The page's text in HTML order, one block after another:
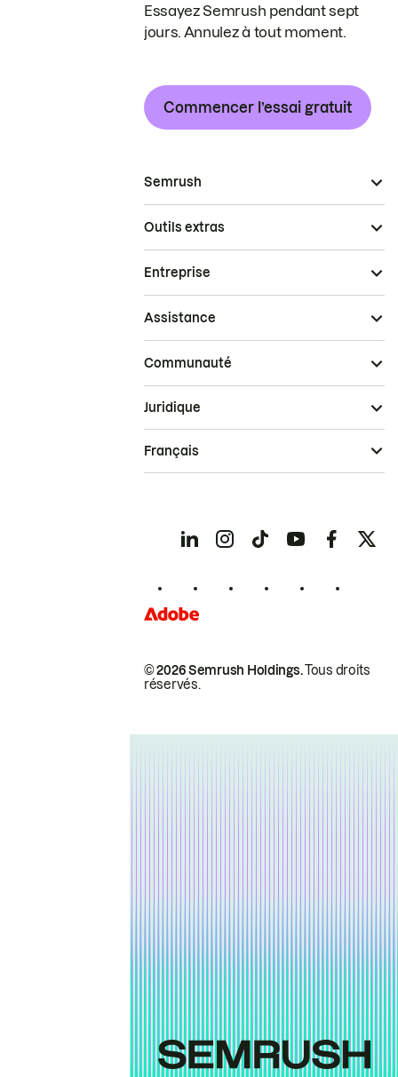
Essayez Semrush pendant sept
jours. Annulez à tout moment.
Commencer l’essai gratuit
Semrush
Outils extras
Entreprise
Assistance
Communauté
© 2026 Semrush Holdings.Tous droits
réservés.
Juridique
Français